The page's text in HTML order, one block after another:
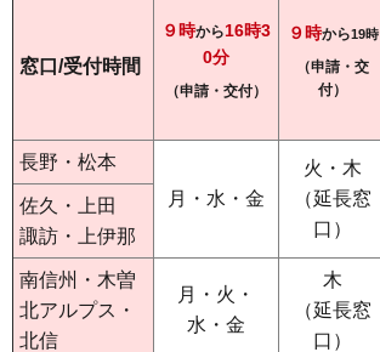
窓口/受付時間
９時から16時3
0分
（申請・交付）
９時から19時
（申請・交
付）
長野・松本
月・水・金
火・木
（延長窓
口）
佐久・上田
諏訪・上伊那
南信州・木曽
北アルプス・
北信
月・火・
水・金
木
（延長窓
口）